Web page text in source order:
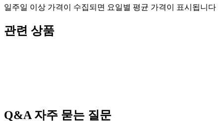
일주일 이상 가격이 수집되면 요일별 평균 가격이 표시됩니다
관련 상품
Q&A자주 묻는 질문